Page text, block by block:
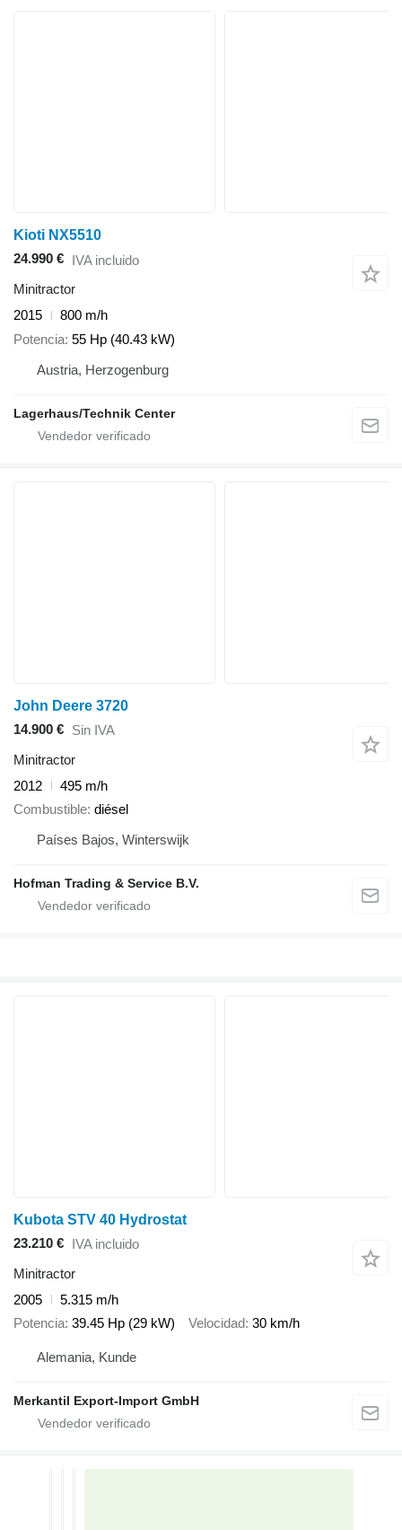
Kioti NX5510
24.990 € IVA incluido
Minitractor
2015
800 m/h
Potencia 55 Hp (40.43 kW)
Austria, Herzogenburg
Lagerhaus/Technik Center
John Deere 3720
14.900 € Sin IVA
Minitractor
2012
495 m/h
Combustible diésel
Países Bajos, Winterswijk
Hofman Trading & Service B.V.
Kubota STV 40 Hydrostat
23.210 € IVA incluido
Minitractor
2005
5.315 m/h
Potencia 39.45 Hp (29 kW) Velocidad 30 km/h
Alemania, Kunde
Merkantil Export-Import GmbH